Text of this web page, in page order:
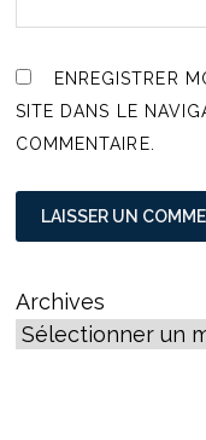
ENREGISTRER
SITE DANS LE
COMMENTAIRE.
Archives